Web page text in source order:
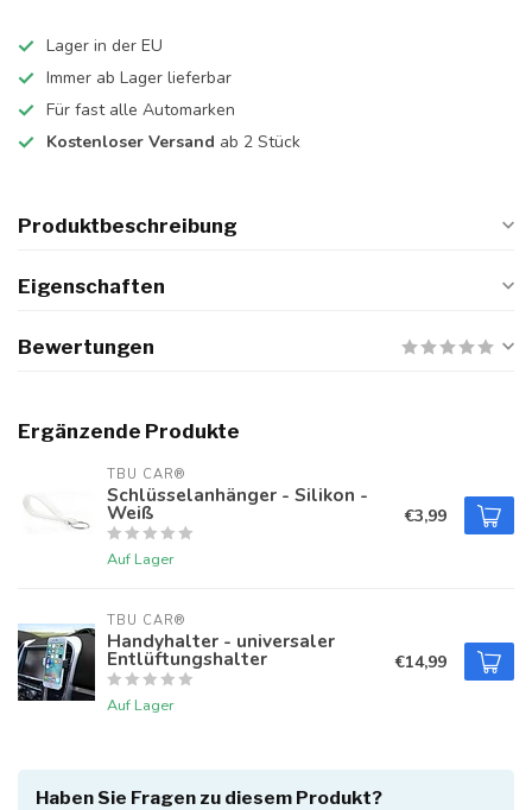
Lager in der EU
Immer ab Lager lieferbar
Für fast alle Automarken
Kostenloser Versand ab 2 Stück
Produktbeschreibung
Eigenschaften
Bewertungen
Ergänzende Produkte
TBU CAR®
Schlüsselanhänger - Silikon -
Weiß
Auf Lager
€3,99
TBU CAR®
Handyhalter - universaler
Entlüftungshalter
Auf Lager
€14,99
Haben Sie Fragen zu diesem Produkt?